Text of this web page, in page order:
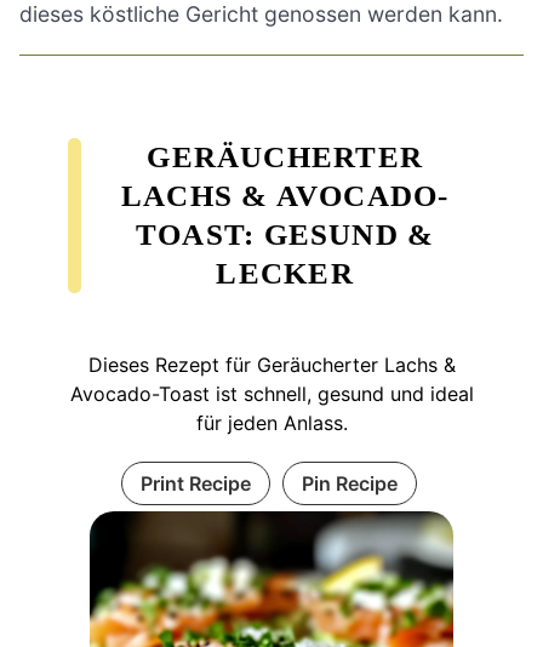
dieses köstliche Gericht genossen werden kann.
GERÄUCHERTER
LACHS & AVOCADO-
TOAST: GESUND &
LECKER
Dieses Rezept für Geräucherter Lachs &
Avocado-Toast ist schnell, gesund und ideal
für jeden Anlass.
Print Recipe Pin Recipe